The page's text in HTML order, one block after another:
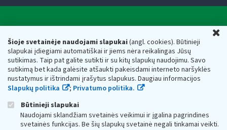
Šioje svetainėje naudojami slapukai(angl. cookies). Būtinieji
slapukai įdiegiami automatiškai ir jiems nėra reikalingas Jūsų
sutikimas. Taip pat galite sutikti ir su kitų slapukų naudojimu. Savo
sutikimą bet kada galėsite atšaukti pakeisdami interneto naršyklės
nustatymus ir ištrindami įrašytus slapukus. Daugiau informacijos
Slapukų politika
; Privatumo politika.
Būtinieji slapukai
Naudojami sklandžiam svetainės veikimui ir įgalina pagrindines
svetainės funkcijas. Be šių slapukų svetainė negali tinkamai veikti.
Respublikos finansų ministerijos
Biudžetinė įstaiga. Juridinio asmens kodas — 188659752,
adresas: Vasario 16-osios g. 14, 01107 Vilnius, Lietuva, el.paštas:
vmi@vmi.lt, E. pristatymo dėžutės adresas 188659752
Duomenys apie Valstybinę mokesčių inspekciją prie Lietuvos
Respublikos finansų ministerijos kaupiami ir saugomi Juridinių